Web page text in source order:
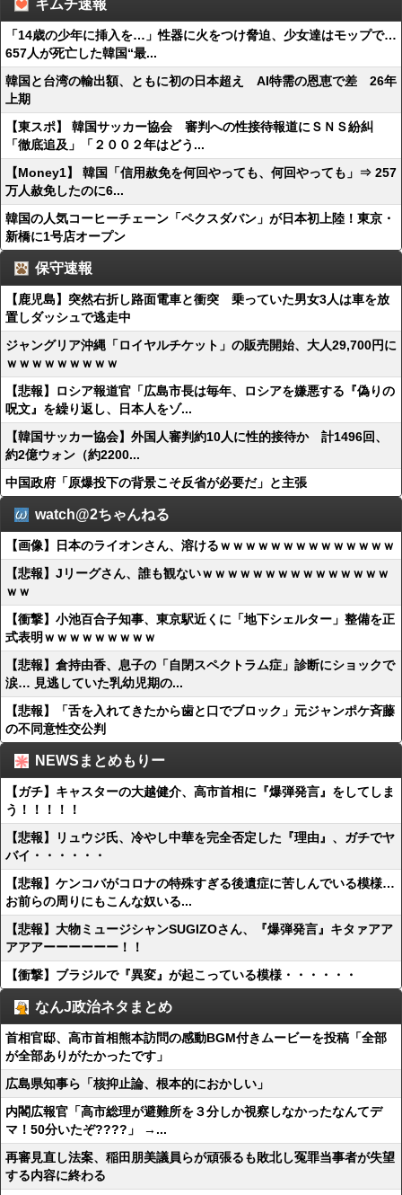
キムチ速報
「14歳の少年に挿入を…」性器に火をつけ脅迫、少女達はモップで…
657人が死亡した韓国“最...
韓国と台湾の輸出額、ともに初の日本超え AI特需の恩恵で差 26年
上期
【東スポ】 韓国サッカー協会 審判への性接待報道にＳＮＳ紛糾
「徹底追及」「２００２年はどう...
【Money1】 韓国「信用赦免を何回やっても、何回やっても」⇒ 257
万人赦免したのに6...
韓国の人気コーヒーチェーン「ペクスダバン」が日本初上陸！東京・
新橋に1号店オープン
保守速報
【鹿児島】突然右折し路面電車と衝突 乗っていた男女3人は車を放
置しダッシュで逃走中
ジャングリア沖縄「ロイヤルチケット」の販売開始、大人29,700円に
ｗｗｗｗｗｗｗｗｗ
【悲報】ロシア報道官「広島市長は毎年、ロシアを嫌悪する『偽りの
呪文』を繰り返し、日本人をゾ...
【韓国サッカー協会】外国人審判約10人に性的接待か 計1496回、
約2億ウォン（約2200...
中国政府「原爆投下の背景こそ反省が必要だ」と主張
watch@2ちゃんねる
【画像】日本のライオンさん、溶けるｗｗｗｗｗｗｗｗｗｗｗｗｗｗ
【悲報】Jリーグさん、誰も観ないｗｗｗｗｗｗｗｗｗｗｗｗｗｗｗ
ｗｗ
【衝撃】小池百合子知事、東京駅近くに「地下シェルター」整備を正
式表明ｗｗｗｗｗｗｗｗｗ
【悲報】倉持由香、息子の「自閉スペクトラム症」診断にショックで
涙… 見逃していた乳幼児期の...
【悲報】「舌を入れてきたから歯と口でブロック」元ジャンポケ斉藤
の不同意性交公判
NEWSまとめもりー
【ガチ】キャスターの大越健介、高市首相に『爆弾発言』をしてしま
う！！！！！
【悲報】リュウジ氏、冷やし中華を完全否定した『理由』、ガチでヤ
バイ・・・・・・
【悲報】ケンコバがコロナの特殊すぎる後遺症に苦しんでいる模様…
お前らの周りにもこんな奴いる...
【悲報】大物ミュージシャンSUGIZOさん、『爆弾発言』キタァアア
アアアーーーーーー！！
【衝撃】ブラジルで『異変』が起こっている模様・・・・・・
なんJ政治ネタまとめ
首相官邸、高市首相熊本訪問の感動BGM付きムービーを投稿「全部
が全部ありがたかったです」
広島県知事ら「核抑止論、根本的におかしい」
内閣広報官「高市総理が避難所を３分しか視察しなかったなんてデ
マ！50分いたぞ????」 →...
再審見直し法案、稲田朋美議員らが頑張るも敗北し冤罪当事者が失望
する内容に終わる